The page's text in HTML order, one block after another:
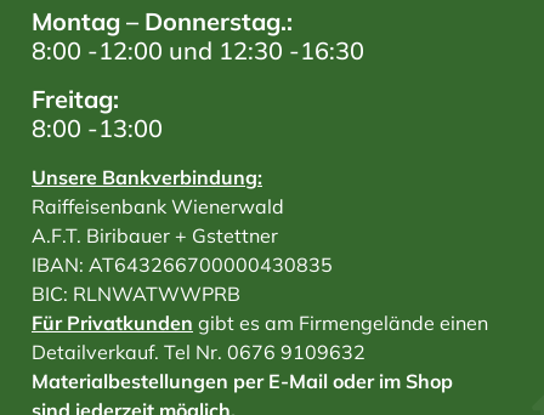
Montag – Donnerstag.:
8:00 -12:00 und 12:30 -16:30
Freitag:
8:00 -13:00
Unsere Bankverbindung:
Raiffeisenbank Wienerwald
A.F.T. Biribauer + Gstettner
IBAN: AT643266700000430835
BIC: RLNWATWWPRB
Für Privatkunden gibt es am Firmengelände einen
Detailverkauf. Tel Nr. 0676 9109632
Materialbestellungen per E-Mail oder im Shop